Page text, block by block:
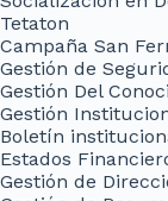
Tetaton
Campaña San
Gestión de
Gestión Del
Gestión
Boletín
Estados
Gestión de